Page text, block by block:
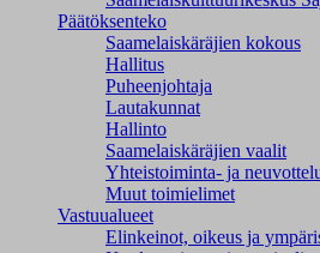
Päätöksenteko
Saamelaiskäräjien kokous
Hallitus
Puheenjohtaja
Lautakunnat
Hallinto
Saamelaiskäräjien vaalit
Yhteistoiminta- ja
Muut toimielimet
Vastuualueet
Elinkeinot, oikeus ja